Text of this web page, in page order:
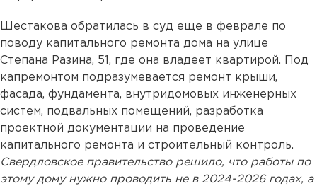
Шестакова обратилась в суд еще в феврале по
поводу капитального ремонта дома на улице
Степана Разина, 51, где она владеет квартирой. Под
капремонтом подразумевается ремонт крыши,
фасада, фундамента, внутридомовых инженерных
систем, подвальных помещений, разработка
проектной документации на проведение
капитального ремонта и строительный контроль.
Свердловское правительство решило, что работы по
этому дому нужно проводить не в 2024-2026 годах, а